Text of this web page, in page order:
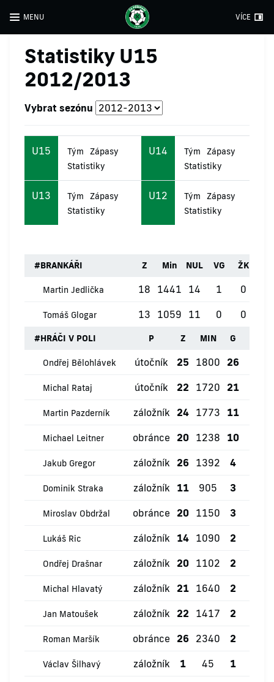
MENU VÍCE
Statistiky U15
2012/2013
Vybrat sezónu
U15 Tým
Zápasy
Statistiky
U14 Tým
Zápasy
Statistiky
U13 Tým
Zápasy
Statistiky
U12 Tým
Zápasy
Statistiky
#BRANKÁŘI Z Min NUL VG ŽK
Martin Jedlička 18 1441 14 1 0
Tomáš Glogar 13 1059 11 0 0
#HRÁČI V POLI P Z MIN G
Ondřej Bělohlávek útočník 25 1800 26
Michal Rataj útočník 22 1720 21
Martin Pazderník záložník 24 1773 11
Michael Leitner obránce 20 1238 10
Jakub Gregor záložník 26 1392 4
Dominik Straka záložník 11 905 3
Miroslav Obdržal obránce 20 1150 3
Lukáš Ric záložník 14 1090 2
Ondřej Drašnar záložník 20 1102 2
Michal Hlavatý záložník 21 1640 2
Jan Matoušek záložník 22 1417 2
Roman Maršík obránce 26 2340 2
Václav Šilhavý záložník 1 45 1